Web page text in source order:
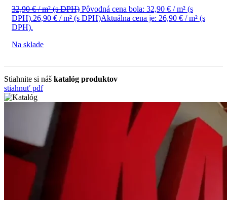
32,90€/ m²(s DPH) Pôvodná cena bola: 32,90 € / m² (s
DPH).26,90 € / m² (s DPH)Aktuálna cena je: 26,90 € / m² (s
DPH).
Na sklade
Stiahnite si náš katalóg produktov
stiahnuť pdf